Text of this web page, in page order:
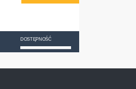
DOSTĘPNOŚĆ